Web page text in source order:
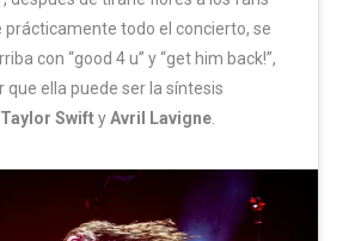
prácticamente todo el concierto, se
con “good 4 u” y “get him back!”,
ella puede ser la síntesis
Taylor SwiftyAvril Lavigne